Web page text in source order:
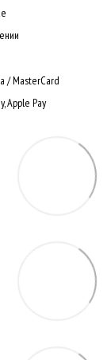
/ MasterCard
Apple Pay